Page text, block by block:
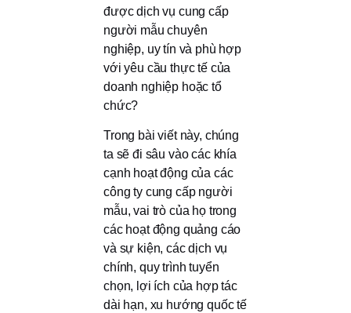
được dịch vụ cung cấp
người mẫu chuyên
nghiệp, uy tín và phù hợp
với yêu cầu thực tế của
doanh nghiệp hoặc tổ
chức?
Trong bài viết này, chúng
ta sẽ đi sâu vào các khía
cạnh hoạt động của các
công ty cung cấp người
mẫu, vai trò của họ trong
các hoạt động quảng cáo
và sự kiện, các dịch vụ
chính, quy trình tuyển
chọn, lợi ích của hợp tác
dài hạn, xu hướng quốc tế